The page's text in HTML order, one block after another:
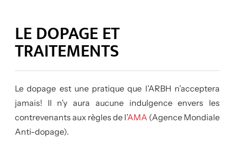
LE DOPAGE ET
TRAITEMENTS
Le dopage est une pratique que l’ARBH n’acceptera
jamais! Il n’y aura aucune indulgence envers les
contrevenants aux règles de l’AMA (Agence Mondiale
Anti-dopage).